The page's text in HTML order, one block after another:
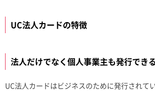
UC法人カードの特徴
法人だけでなく個人事業主も発行できる
UC法人カードはビジネスのために発行されて